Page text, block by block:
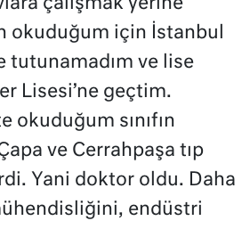
çalışmak yerine
okuduğum için İstanbul
tutunamadım ve lise
Lisesi’ne geçtim.
okuduğum sınıfın
ve Cerrahpaşa tıp
Yani doktor oldu. Daha
endüstri